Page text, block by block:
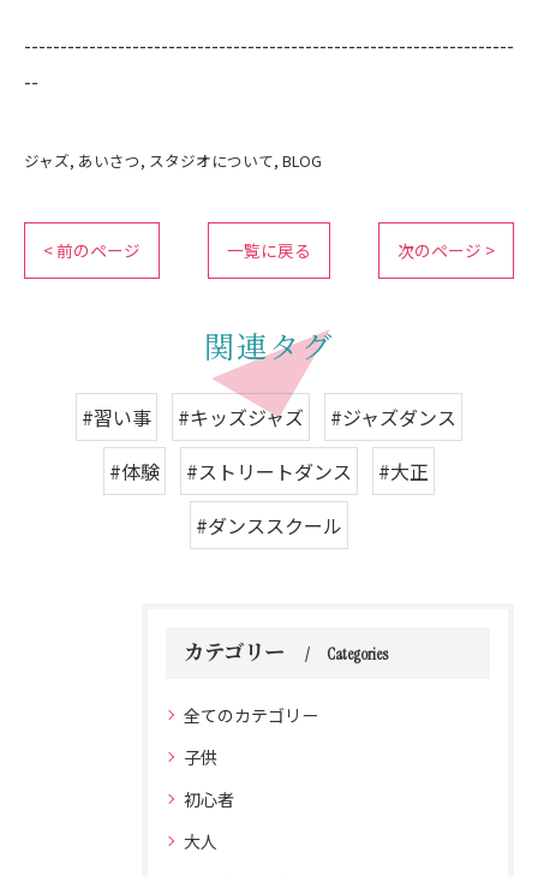
--------------------------------------------------------------------
--
ジャズ あいさつ スタジオについて BLOG
< 前のページ 一覧に戻る 次のページ >
関連タグ
#習い事 #キッズジャズ
#ジャズダンス
#体験
#ストリートダンス
#大正
#ダンススクール
カテゴリー Categories
全てのカテゴリー
子供
初心者
大人